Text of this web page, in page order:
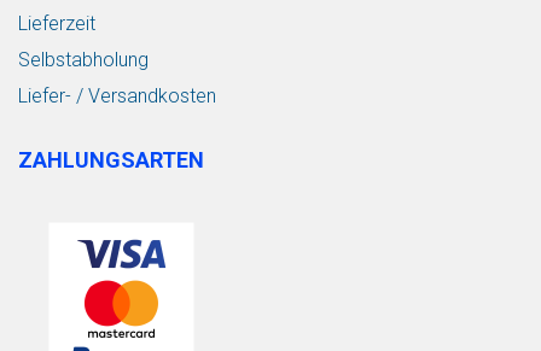
Lieferzeit
Selbstabholung
Liefer- / Versandkosten
ZAHLUNGSARTEN